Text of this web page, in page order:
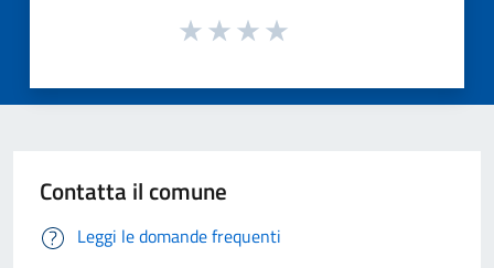
Contatta il comune
Leggi le domande frequenti